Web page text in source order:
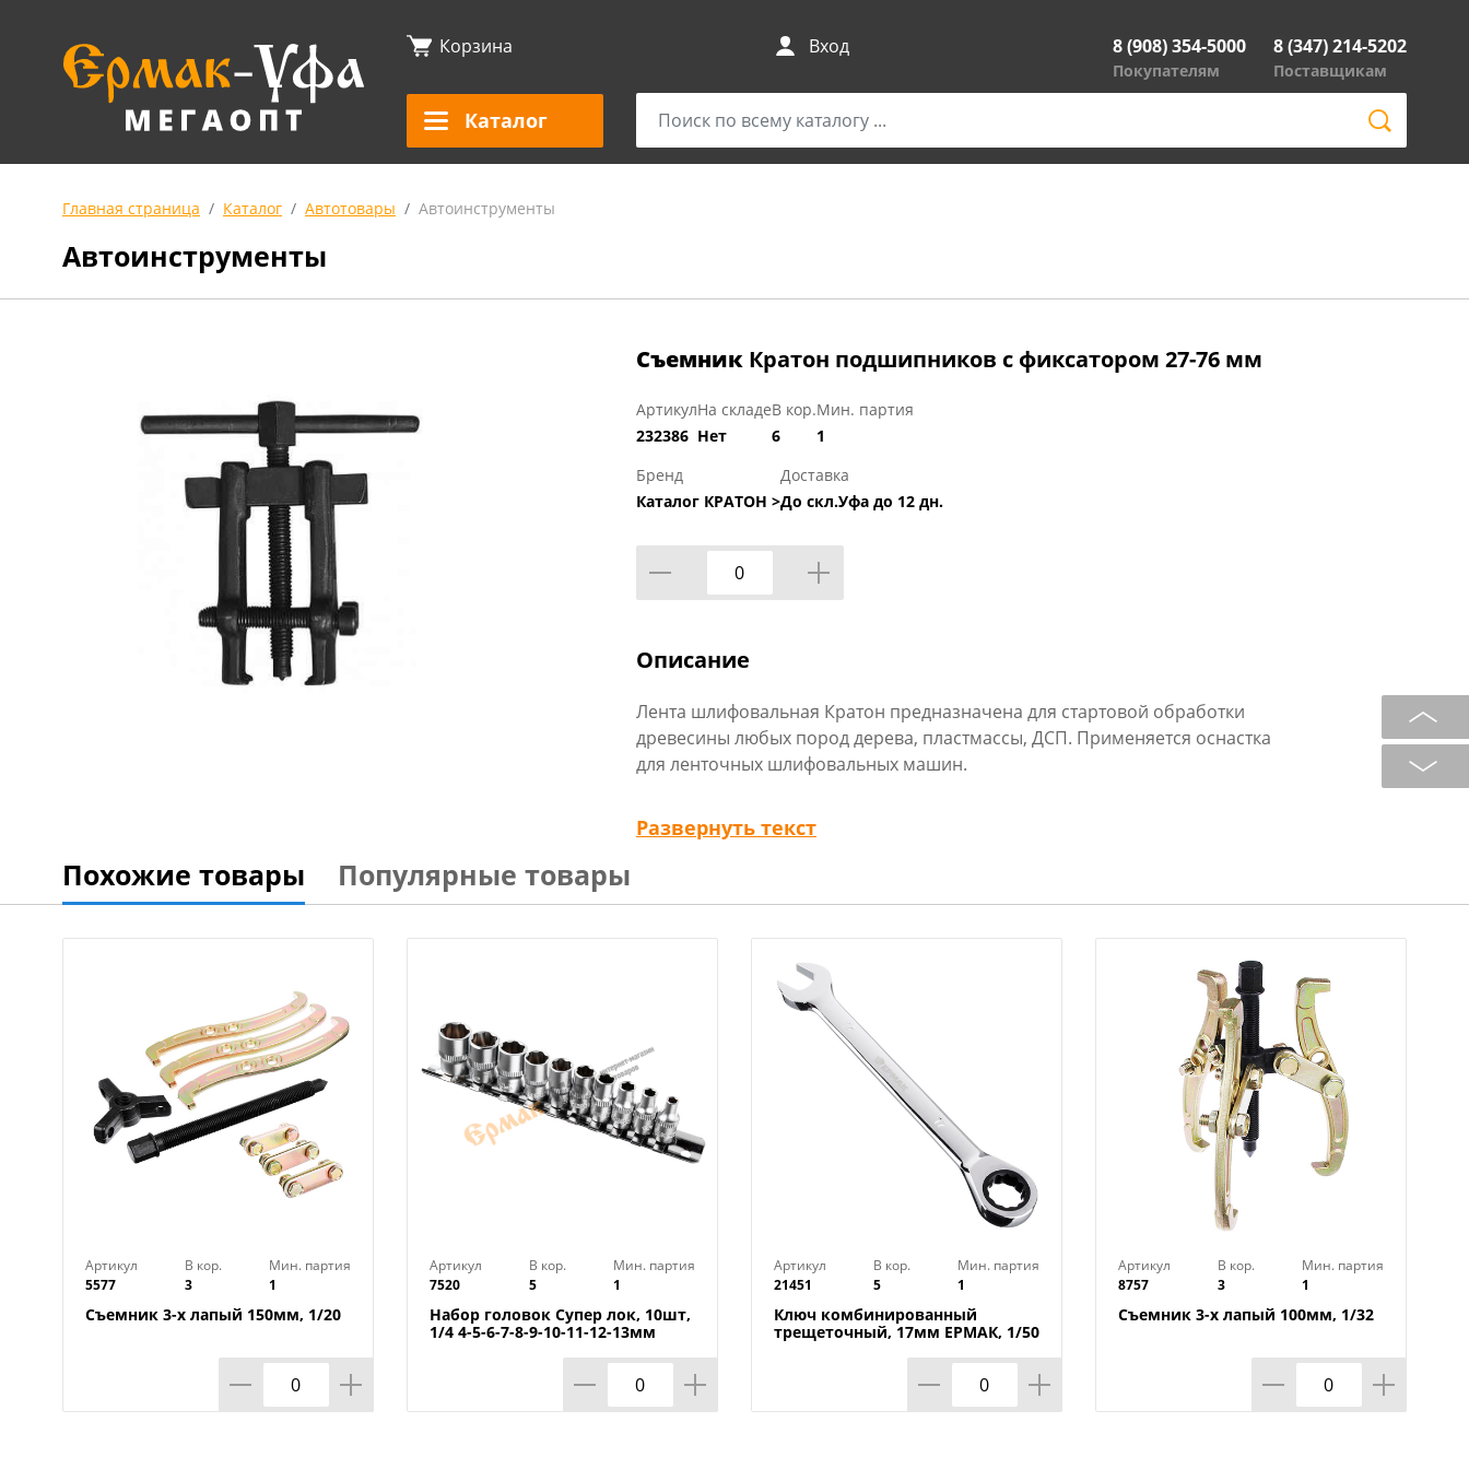
Корзина Вход 8 (908) 354-5000
Покупателям
8 (347) 214-5202
Поставщикам
Каталог
Главная страница Каталог Автотовары Автоинструменты
Автоинструменты
Съемник Кратон подшипников с фиксатором 27-76 мм
Артикул
232386
На складе
Нет
В кор.
6
Мин. партия
1
Бренд
Каталог КРАТОН >
Доставка
До скл.Уфа до 12 дн.
Описание
Лента шлифовальная Кратон предназначена для стартовой обработки
древесины любых пород дерева, пластмассы, ДСП. Применяется оснастка
для ленточных шлифовальных машин.
Преимущества:
- долго не забивается пылью;
Технические характеристики:
Ширина ленты: 75 мм
Зернистость: P40
Количество: 3 шт
Бренд: «Кратон»
Развернуть текст
Похожие товары Популярные товары
Артикул
5577
В кор.
3
Мин. партия
1
Съемник 3-х лапый 150мм, 1/20
Артикул
7520
В кор.
5
Мин. партия
1
Набор головок Супер лок, 10шт,
1/4 4-5-6-7-8-9-10-11-12-13мм
Артикул
21451
В кор.
5
Мин. партия
1
Ключ комбинированный
трещеточный, 17мм ЕРМАК, 1/50
Артикул
8757
В кор.
3
Мин. партия
1
Съемник 3-х лапый 100мм, 1/32